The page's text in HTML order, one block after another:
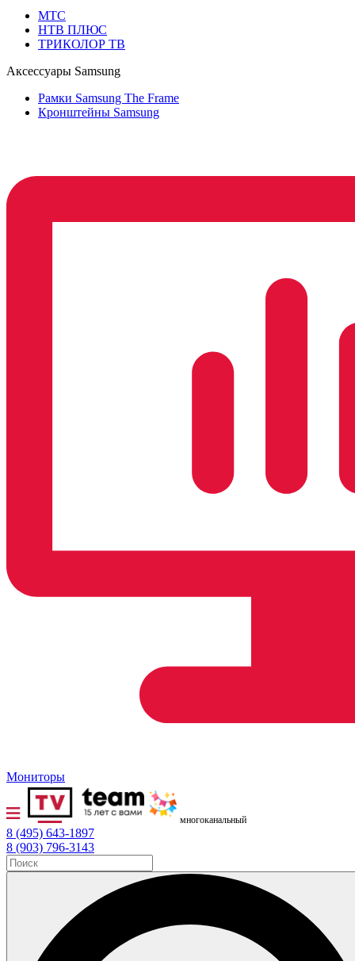
МТС
НТВ ПЛЮС
ТРИКОЛОР ТВ
Аксессуары Samsung
Рамки Samsung The Frame
Кронштейны Samsung
Мониторы
многоканальный
8 (495) 643-1897
8 (903) 796-3143